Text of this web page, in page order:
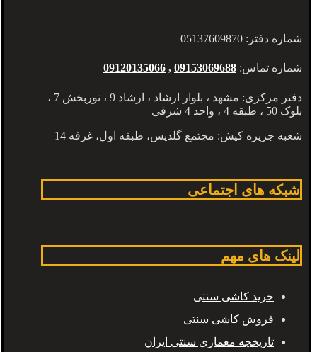
شماره دفتر: 05137609870
شماره تماس: 09153069688
,
09120135066
دفتر مرکزی: مشهد ، بلوار ارشاد ، ارشاد 9 ، نوربخش 7 ،
بلوک 50 ، طبقه 4 ، واحد 4 شرقی
شعبه جزیره کیش: مجتمع گلدیس، طبقه اول، غرفه 14
شبکه های اجتماعی
لینک های مهم
خرید کاشی سنتی
فروش کاشی سنتی
تاریخچه معماری سنتی ایران